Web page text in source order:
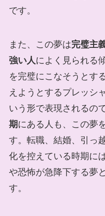
です。
また、この夢は完璧主
強い人 によく見られる
を完璧にこなそうとす
えようとするプレッシ
いう形で表現されるの
期にある人も、この夢
す。転職、結婚、引っ
化を控えている時期に
や恐怖が急降下する夢
す。